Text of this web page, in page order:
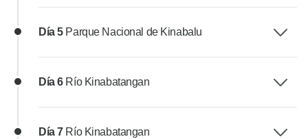
Día 5 Parque Nacional de Kinabalu
Día 6 Río Kinabatangan
Día 7 Río Kinabatangan